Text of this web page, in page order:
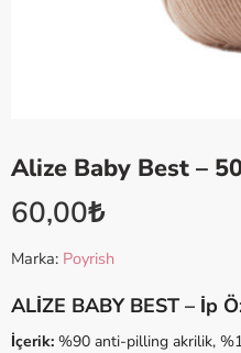
Alize Baby Best –
60,00₺
Marka: Poyrish
ALİZE BABY BEST – İp
İçerik: %90 anti-pilling akrilik,